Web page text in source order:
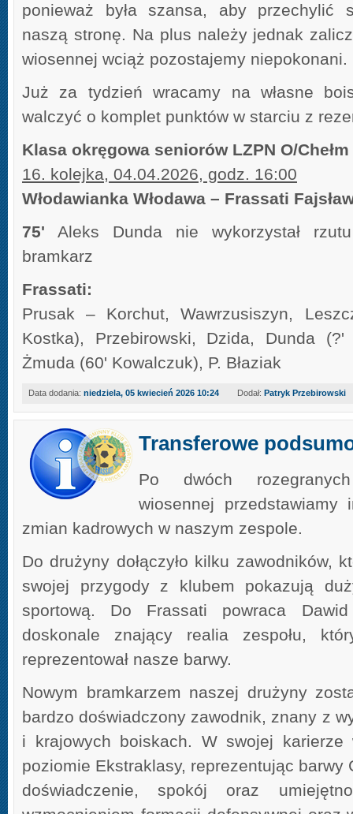
ponieważ była szansa, aby przechylić
naszą stronę. Na plus należy jednak
wiosennej wciąż pozostajemy niepokonani.
Już za tydzień wracamy na własne
walczyć o komplet punktów w starciu z
Klasa okręgowa seniorów LZPN O/Chełm
16. kolejka, 04.04.2026, godz. 16:00
Włodawianka Włodawa – Frassati
75' Aleks Dunda nie wykorzystał
bramkarz
Frassati:
Prusak – Korchut, Wawrzusiszyn,
Kostka), Przebirowski, Dzida, Dunda (?'
Żmuda (60' Kowalczuk), P. Błaziak
Data dodania: niedziela, 05 kwiecień 2026 10:24 Dodał: Patryk Przebirowski
Transferowe
Po dwóch
wiosennej przedstawiamy
zmian kadrowych w naszym zespole.
Do drużyny dołączyło kilku zawodników,
swojej przygody z klubem pokazują
sportową. Do Frassati powraca
doskonale znający realia zespołu,
reprezentował nasze barwy.
Nowym bramkarzem naszej drużyny
bardzo doświadczony zawodnik, znany z
i krajowych boiskach. W swojej karierze
poziomie Ekstraklasy, reprezentując barwy
doświadczenie, spokój oraz